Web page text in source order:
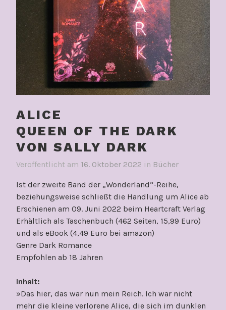
ALICE
QUEEN OF THE DARK
VON SALLY DARK
Veröffentlicht am 16. Oktober 2022 in Bücher
Ist der zweite Band der „Wonderland“-Reihe,
beziehungsweise schließt die Handlung um Alice ab
Erschienen am 09. Juni 2022 beim Heartcraft Verlag
Erhältlich als Taschenbuch (462 Seiten, 15,99 Euro)
und als eBook (4,49 Euro bei amazon)
Genre Dark Romance
Empfohlen ab 18 Jahren
Inhalt:
»Das hier, das war nun mein Reich. Ich war nicht
mehr die kleine verlorene Alice, die sich im dunklen